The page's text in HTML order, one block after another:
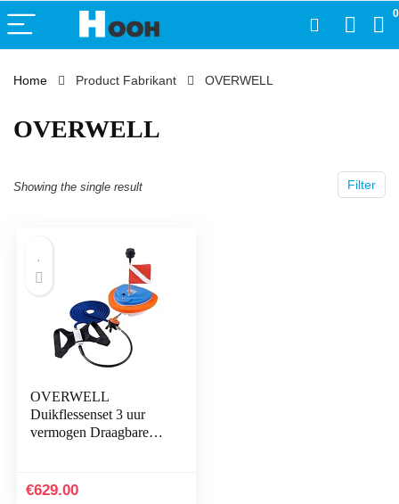
0
Home Product Fabrikant ‎OVERWELL
‎OVERWELL
Filter
Showing the single result
OVERWELL
Duikflessenset 3 uur
vermogen Draagbare
duikflessen met
€629.00